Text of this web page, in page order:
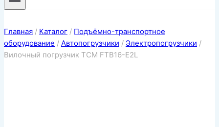
Главная / Каталог / Подъёмно-транспортное
оборудование / Автопогрузчики / Электропогрузчики /
Вилочный погрузчик TCM FTB16-E2L